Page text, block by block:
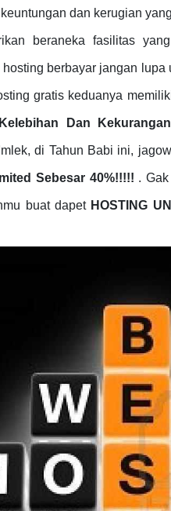
dan kerugian
beraneka fasilitas
berbayar jangan
gratis keduanya
Kelebihan Dan
di Tahun Babi ini,
Sebesar 40%!!!!! .
buat dapet HOSTING